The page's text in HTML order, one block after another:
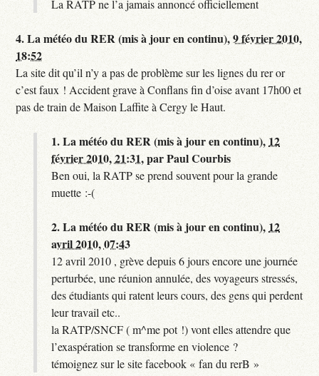
La RATP ne l’a jamais annoncé officiellement
4.La météo du RER (mis à jour en continu),9 février 2010,
18:52
La site dit qu’il n’y a pas de problème sur les lignes du rer or
c’est faux ! Accident grave à Conflans fin d’oise avant 17h00 et
pas de train de Maison Laffite à Cergy le Haut.
1.La météo du RER (mis à jour en continu), 12
février 2010, 21:31,parPaul Courbis
Ben oui, la RATP se prend souvent pour la grande
muette :-(
2.La météo du RER (mis à jour en continu), 12
avril 2010, 07:43
12 avril 2010 , grève depuis 6 jours encore une journée
perturbée, une réunion annulée, des voyageurs stressés,
des étudiants qui ratent leurs cours, des gens qui perdent
leur travail etc..
la RATP/SNCF ( m^me pot !) vont elles attendre que
l’exaspération se transforme en violence ?
témoignez sur le site facebook « fan du rerB »